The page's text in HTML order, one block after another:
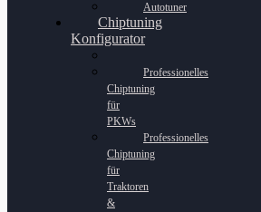
Autotuner
Chiptuning
Konfigurator
Professionelles
Chiptuning
für
PKWs
Professionelles
Chiptuning
für
Traktoren
&